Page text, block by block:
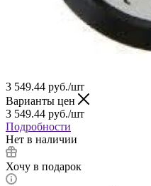
3 549.44 руб./шт
Варианты цен
3 549.44 руб./шт
Подробности
Нет в наличии
Хочу в подарок